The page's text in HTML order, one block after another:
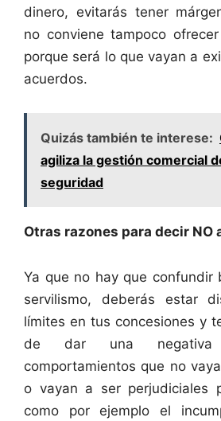
dinero, evitarás tener
no conviene tampoco
porque será lo que vayan a
acuerdos.
Quizás también te interese:
agiliza la gestión comercial
seguridad
Otras razones para decir NO
Ya que no hay que confundir
servilismo, deberás estar
límites en tus concesiones y
de dar una negativa
comportamientos que no
o vayan a ser perjudiciales
como por ejemplo el